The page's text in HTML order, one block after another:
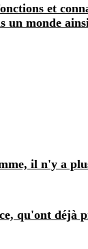
et
un monde
il n'y a
qu'ont déjà